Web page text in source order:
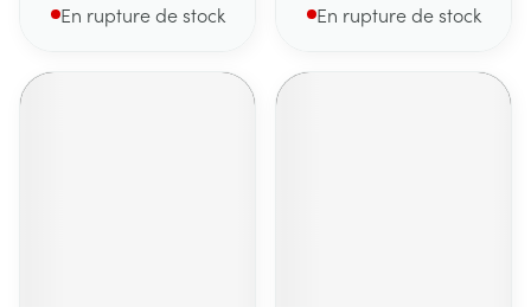
En rupture de stock En rupture de stock